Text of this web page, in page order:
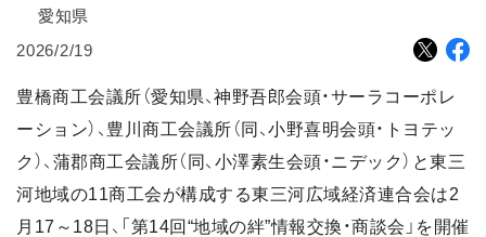
愛知県
2026/2/19
豊橋商工会議所（愛知県、神野吾郎会頭・サーラコーポレ
ーション）、豊川商工会議所（同、小野喜明会頭・トヨテッ
ク）、蒲郡商工会議所（同、小澤素生会頭・ニデック）と東三
河地域の11商工会が構成する東三河広域経済連合会は2
月17～18日、「第14回“地域の絆”情報交換・商談会」を開催